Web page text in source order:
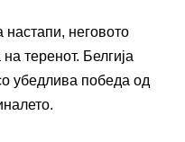
настапи, неговото
теренот. Белгија
убедлива победа од